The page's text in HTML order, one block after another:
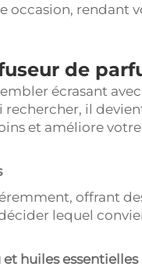
rendant
de
écrasant
rechercher, il
et améliore
offrant
lequel
huiles essentielles